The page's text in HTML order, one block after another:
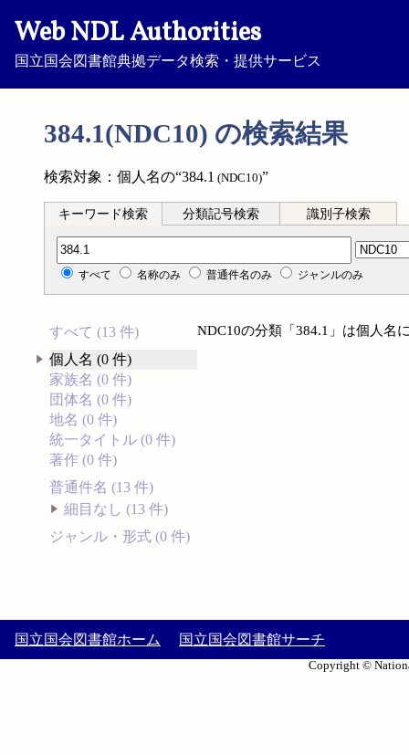
Web NDL Authorities
国立国会図書館典拠データ検索・提供サービス
384.1(NDC10) の検索結果
検索対象：個人名の“384.1 (NDC10)”
キーワード検索 分類記号検索 識別子検索
分類記号検索
すべて 名称のみ 普通件名のみ ジャンルのみ
すべて (13 件)
個人名 (0 件)
家族名 (0 件)
団体名 (0 件)
地名 (0 件)
統一タイトル (0 件)
著作 (0 件)
普通件名 (13 件)
細目なし (13 件)
ジャンル・形式 (0 件)
NDC10の分類「384.1」は個人名
国立国会図書館ホーム 国立国会図書館サーチ
Copyright ©